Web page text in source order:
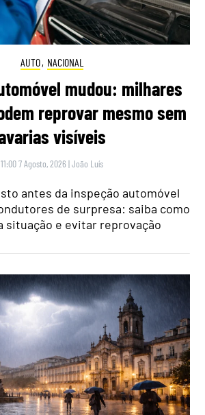
AUTO, NACIONAL
mudou: milhares
reprovar mesmo sem
visíveis
11:00 7 Agosto, 2026 |João Luís
antes da inspeção automóvel
de surpresa: saiba como
situação e evitar reprovação